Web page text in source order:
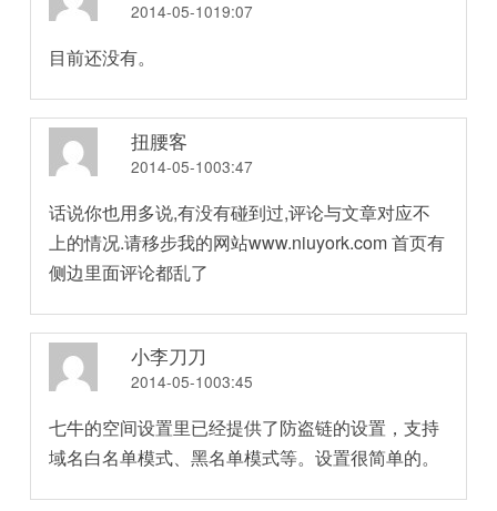
2014-05-1019:07
目前还没有。
扭腰客
2014-05-1003:47
话说你也用多说,有没有碰到过,评论与文章对应不
上的情况.请移步我的网站www.niuyork.com 首页有
侧边里面评论都乱了
小李刀刀
2014-05-1003:45
七牛的空间设置里已经提供了防盗链的设置，支持
域名白名单模式、黑名单模式等。设置很简单的。